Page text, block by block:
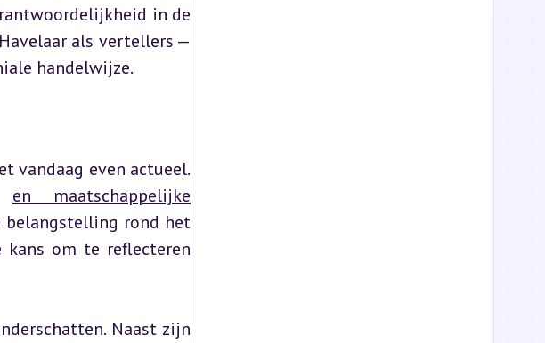
in de
als vertellers —
handelwijze.
vandaag even actueel.
en maatschappelijke
belangstelling rond het
kans om te reflecteren
Naast zijn